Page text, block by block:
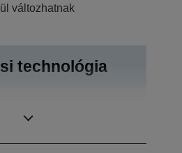
változhatnak
technológia